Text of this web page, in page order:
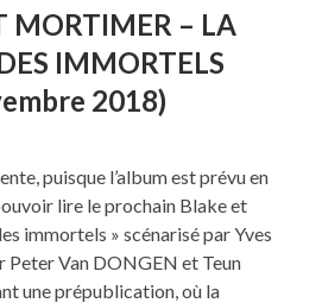
MORTIMER – LA
IMMORTELS
2018)
puisque l’album est prévu en
lire le prochain Blake et
immortels » scénarisé par Yves
Peter Van DONGEN et Teun
une prépublication, où la